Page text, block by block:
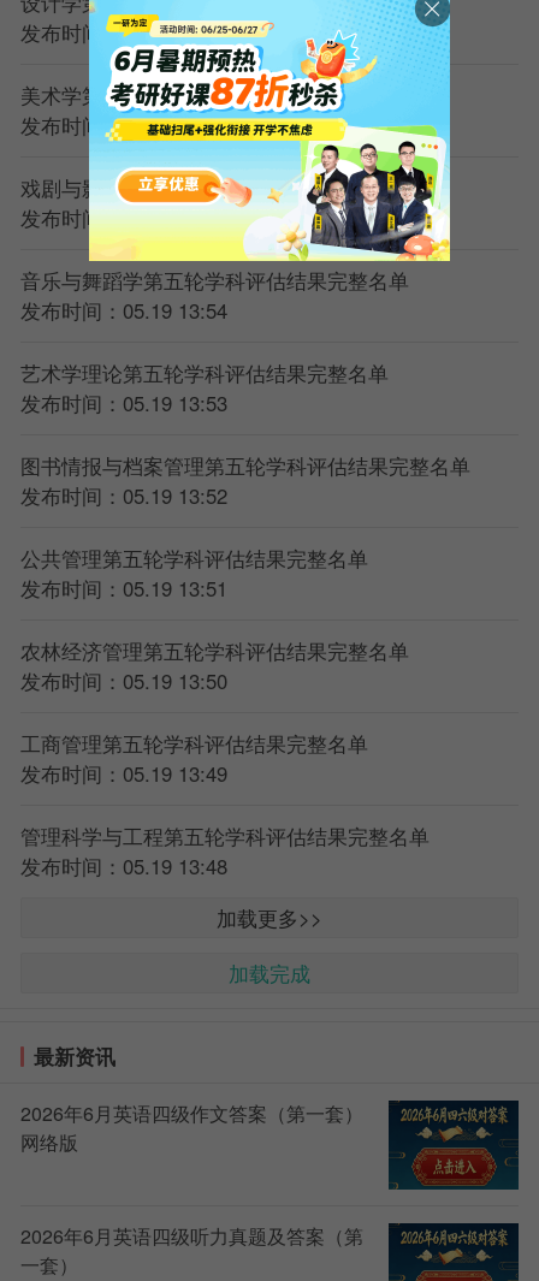
发布时间：05.19 13:57
美术学第五轮学科评估结果完整名单
发布时间：05.19 13:56
戏剧与影视学第五轮学科评估结果完整名单
发布时间：05.19 13:55
音乐与舞蹈学第五轮学科评估结果完整名单
发布时间：05.19 13:54
艺术学理论第五轮学科评估结果完整名单
发布时间：05.19 13:53
图书情报与档案管理第五轮学科评估结果完整名单
发布时间：05.19 13:52
公共管理第五轮学科评估结果完整名单
发布时间：05.19 13:51
农林经济管理第五轮学科评估结果完整名单
发布时间：05.19 13:50
工商管理第五轮学科评估结果完整名单
发布时间：05.19 13:49
管理科学与工程第五轮学科评估结果完整名单
发布时间：05.19 13:48
加载更多>>
加载完成
最新资讯
2026年6月英语四级作文答案（第一套）
网络版
2026年6月英语四级听力真题及答案（第
一套）